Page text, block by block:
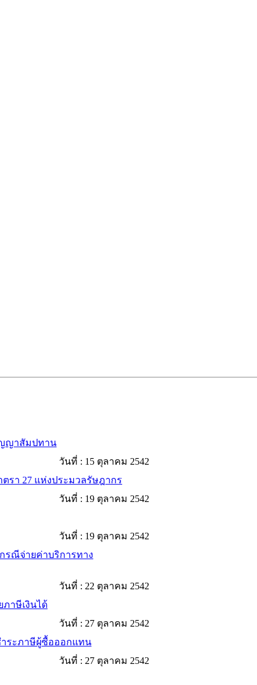
ญาสัมปทาน
วันที่ : 15 ตุลาคม 2542
รา 27 แห่งประมวลรัษฎากร
วันที่ : 19 ตุลาคม 2542
วันที่ : 19 ตุลาคม 2542
รณีจ่ายค่าบริการทาง
วันที่ : 22 ตุลาคม 2542
าษีเงินได้
วันที่ : 27 ตุลาคม 2542
ระภาษีผู้ซื้อออกแทน
วันที่ : 27 ตุลาคม 2542